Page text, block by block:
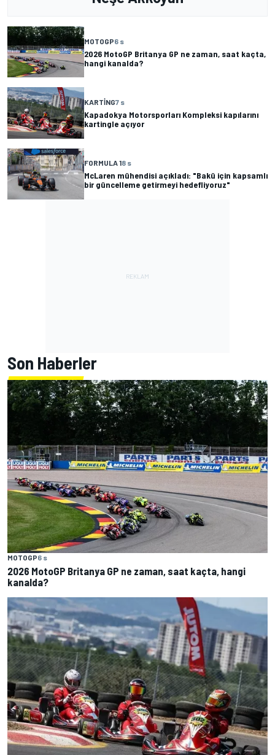
MOTOGP6 s
2026 MotoGP Britanya GP ne zaman, saat kaçta,
hangi kanalda?
KARTING7 s
Kapadokya Motorsporları Kompleksi kapılarını
kartingle açıyor
FORMULA 18 s
McLaren mühendisi açıkladı: "Bakü için kapsamlı
bir güncelleme getirmeyi hedefliyoruz"
Son Haberler
MOTOGP6 s
2026 MotoGP Britanya GP ne zaman, saat kaçta, hangi
kanalda?